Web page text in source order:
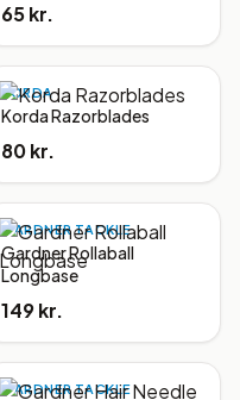
65 kr.
KORDA
Korda Razorblades
80 kr.
GARDNER TACKLE
Gardner Rollaball
Longbase
149 kr.
GARDNER TACKLE